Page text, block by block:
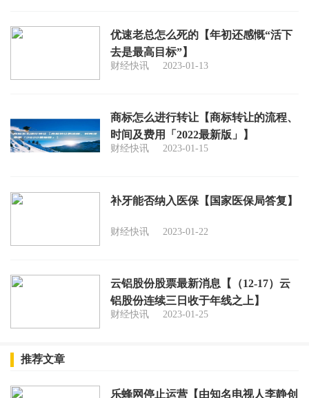
优速老总怎么死的【年初还感慨“活下
去是最高目标”】
财经快讯 2023-01-13
商标怎么进行转让【商标转让的流程、
时间及费用「2022最新版」】
财经快讯 2023-01-15
补牙能否纳入医保【国家医保局答复】
财经快讯 2023-01-22
云铝股份股票最新消息【（12-17）云
铝股份连续三日收于年线之上】
财经快讯 2023-01-25
推荐文章
乐蜂网停止运营【由知名电视人李静创